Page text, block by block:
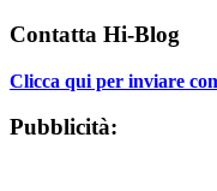
Contatta Hi-Blog
Clicca qui per inviare
Pubblicità: